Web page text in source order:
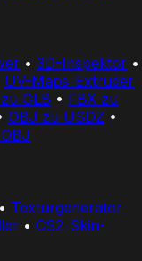
• 3D-Inspektor •
UV-Maps-Extruder
GLB • FBX zu
OBJ zu USDZ •
• Texturgenerator
• CS2-Skin-